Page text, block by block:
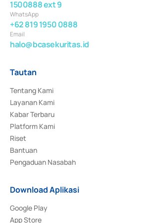
1500888 ext 9
WhatsApp
+62 819 1950 0888
Email
halo@bcasekuritas.id
Tautan
Tentang Kami
Layanan Kami
Kabar Terbaru
Platform Kami
Riset
Bantuan
Pengaduan Nasabah
Download Aplikasi
Google Play
App Store